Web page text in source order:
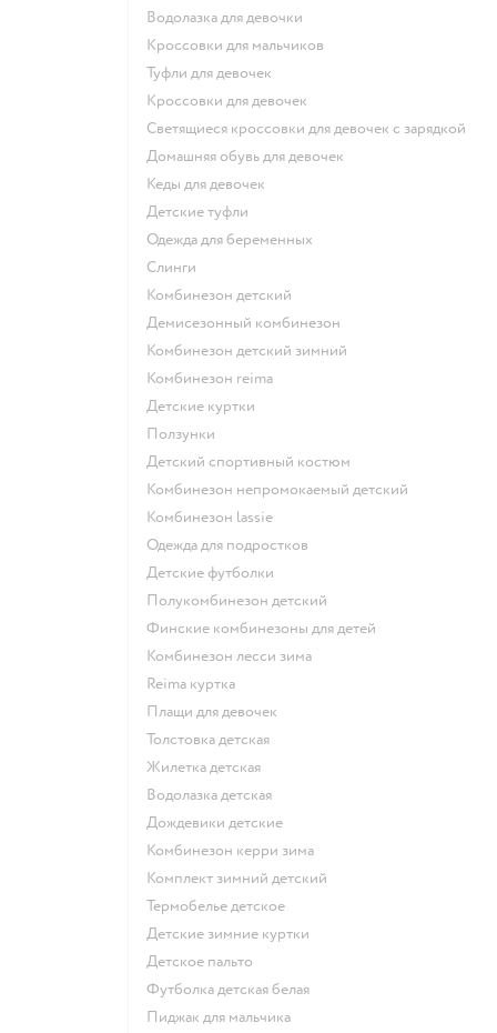
Водолазка для девочки
Кроссовки для мальчиков
Туфли для девочек
Кроссовки для девочек
Светящиеся кроссовки для девочек с зарядкой
Домашняя обувь для девочек
Кеды для девочек
Детские туфли
Одежда для беременных
Слинги
Комбинезон детский
Демисезонный комбинезон
Комбинезон детский зимний
Комбинезон reima
Детские куртки
Ползунки
Детский спортивный костюм
Комбинезон непромокаемый детский
Комбинезон lassie
Одежда для подростков
Детские футболки
Полукомбинезон детский
Финские комбинезоны для детей
Комбинезон лесси зима
Reima куртка
Плащи для девочек
Толстовка детская
Жилетка детская
Водолазка детская
Дождевики детские
Комбинезон керри зима
Комплект зимний детский
Термобелье детское
Детские зимние куртки
Детское пальто
Футболка детская белая
Пиджак для мальчика